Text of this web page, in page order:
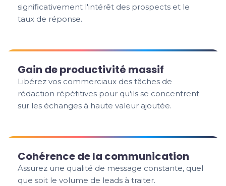
significativement l'intérêt des prospects et le
taux de réponse.
Gain de productivité massif
Libérez vos commerciaux des tâches de
rédaction répétitives pour qu'ils se concentrent
sur les échanges à haute valeur ajoutée.
Cohérence de la communication
Assurez une qualité de message constante, quel
que soit le volume de leads à traiter.